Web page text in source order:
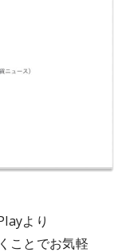
より
ことでお気軽